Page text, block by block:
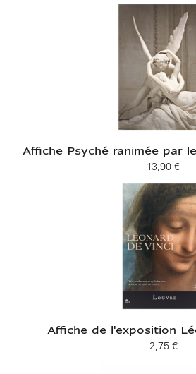
Affiche Psyché ranimée par
Prix ​​actuel
13,90 €
Affiche de l'exposition
Prix ​​actuel
2,75 €